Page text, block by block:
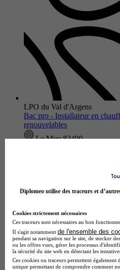
LPO du Val d'Argens
Bac pro - Installateur en
renouvelables
Le Muy 83490
et énergies renouvelables
du Val d'Argens forme des
Diplomeo utilise des traceurs et
Cookies strictement nécessaires
Ces traceurs sont nécessaires au bon
Il s'agit notamment de l'ensemble des
pendant sa navigation sur le site, de stocker
ou les offres vues, gérer les processus
la sécurité du site web en détectant les
Ces cookies ou traceurs permettent
unique permettant de comprendre comment